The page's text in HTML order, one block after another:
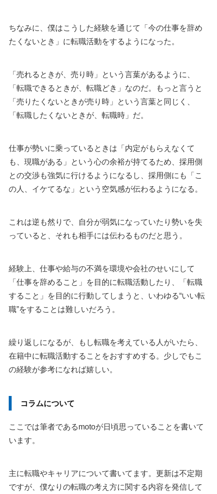
ちなみに、僕はこうした経験を通じて「今の仕事を辞め
たくないとき」に転職活動をするようになった。
「売れるときが、売り時」という言葉があるように、
「転職できるときが、転職どき」なのだ。もっと言うと
「売りたくないときが売り時」という言葉と同じく、
「転職したくないときが、転職時」だ。
仕事が勢いに乗っているときは「内定がもらえなくて
も、現職がある」という心の余裕が持てるため、採用側
との交渉も強気に行けるようになるし、採用側にも「こ
の人、イケてるな」という空気感が伝わるようになる。
これは逆も然りで、自分が弱気になっていたり勢いを失
っていると、それも相手には伝わるものだと思う。
経験上、仕事や給与の不満を環境や会社のせいにして
「仕事を辞めること」を目的に転職活動したり、「転職
すること」を目的に行動してしまうと、いわゆる“いい転
職”をすることは難しいだろう。
繰り返しになるが、もし転職を考えている人がいたら、
在籍中に転職活動することをおすすめする。少しでもこ
の経験が参考になれば嬉しい。
コラムについて
ここでは筆者であるmotoが日頃思っていることを書いて
います。
主に転職やキャリアについて書いてます。更新は不定期
ですが、僕なりの転職の考え方に関する内容を発信して